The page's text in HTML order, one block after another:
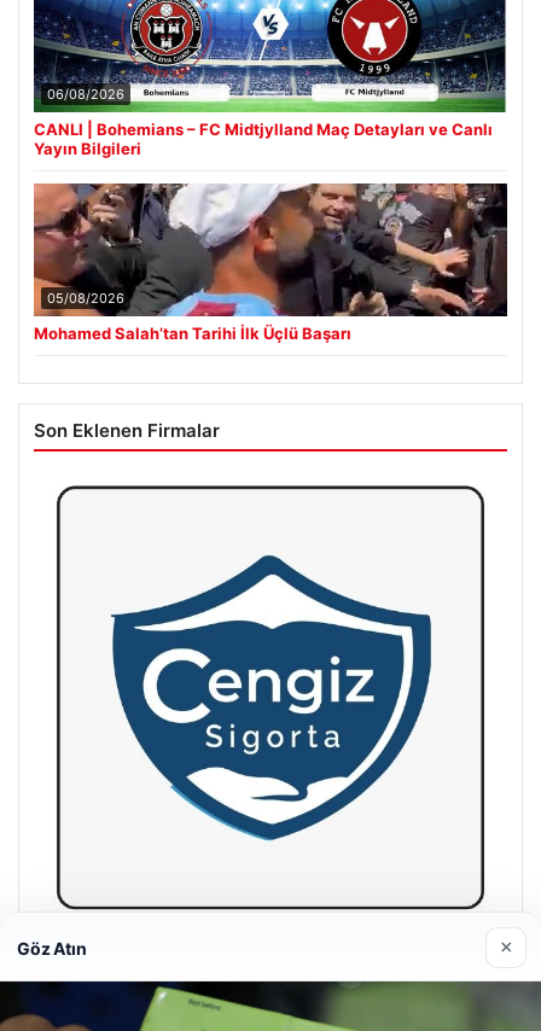
06/08/2026
CANLI | Bohemians – FC Midtjylland Maç Detayları ve Canlı
Yayın Bilgileri
05/08/2026
Mohamed Salah’tan Tarihi İlk Üçlü Başarı
Son Eklenen Firmalar
Hastaş Beton
26/05/2026
Göz Atın ×